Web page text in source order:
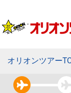
オリオンツアー